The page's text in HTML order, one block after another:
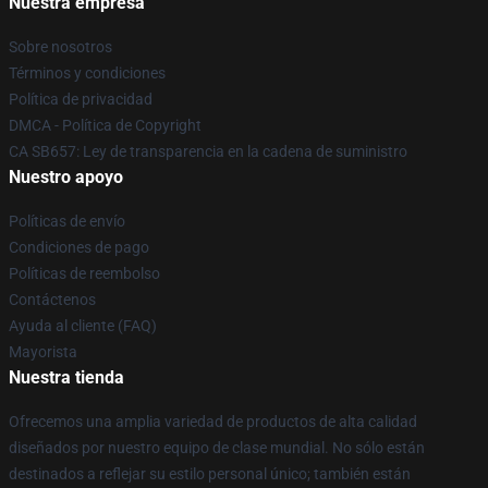
Sobre nosotros
Términos y condiciones
Política de privacidad
DMCA - Política de Copyright
CA SB657: Ley de transparencia en la cadena de suministro
Nuestro apoyo
Políticas de envío
Condiciones de pago
Políticas de reembolso
Contáctenos
Ayuda al cliente (FAQ)
Mayorista
Nuestra tienda
Ofrecemos una amplia variedad de productos de alta calidad
diseñados por nuestro equipo de clase mundial. No sólo están
destinados a reflejar su estilo personal único; también están